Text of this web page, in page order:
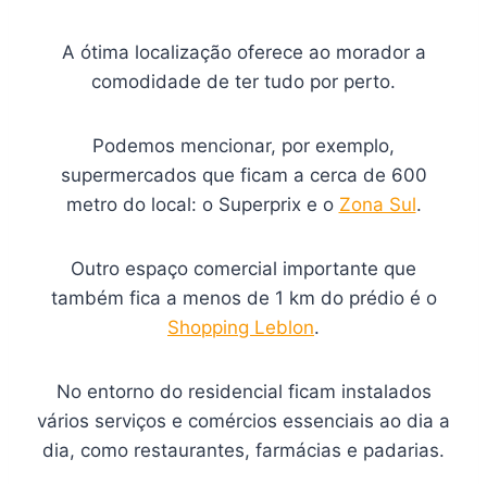
A ótima localização oferece ao morador a
comodidade de ter tudo por perto.
Podemos mencionar, por exemplo,
supermercados que ficam a cerca de 600
metro do local: o Superprix e o Zona Sul.
Outro espaço comercial importante que
também fica a menos de 1 km do prédio é o
Shopping Leblon.
No entorno do residencial ficam instalados
vários serviços e comércios essenciais ao dia a
dia, como restaurantes, farmácias e padarias.